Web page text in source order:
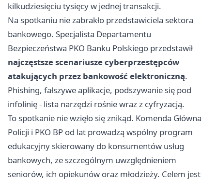
kilkudziesięciu tysięcy w jednej transakcji.
Na spotkaniu nie zabrakło przedstawiciela sektora
bankowego. Specjalista Departamentu
Bezpieczeństwa PKO Banku Polskiego przedstawił
najczęstsze scenariusze cyberprzestępców
atakujących przez bankowość elektroniczną.
Phishing, fałszywe aplikacje, podszywanie się pod
infolinię - lista narzędzi rośnie wraz z cyfryzacją.
To spotkanie nie wzięło się znikąd. Komenda Główna
Policji i PKO BP od lat prowadzą wspólny program
edukacyjny skierowany do konsumentów usług
bankowych, ze szczególnym uwzględnieniem
seniorów, ich opiekunów oraz młodzieży. Celem jest